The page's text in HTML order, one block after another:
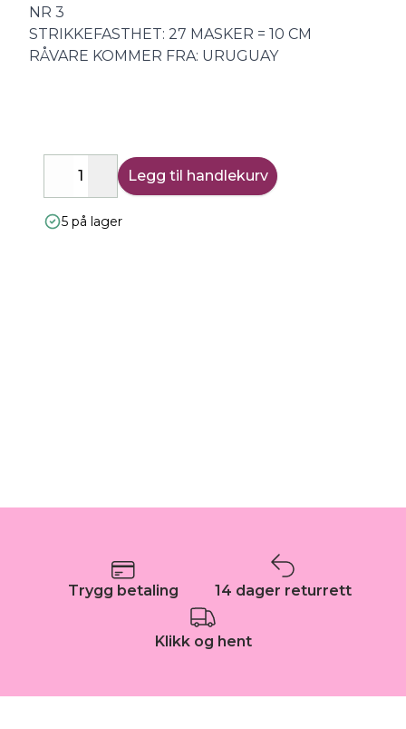
NR 3
STRIKKEFASTHET: 27 MASKER = 10 CM
RÅVARE KOMMER FRA: URUGUAY
DecreaseIncrease
Legg til handlekurv
5 på lager
Trygg betaling 14 dager returrett
Klikk og hent